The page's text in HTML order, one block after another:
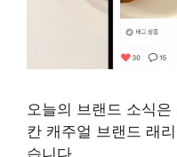
오늘의 브랜드 소식
칸 캐주얼 브랜드 래
습니다.